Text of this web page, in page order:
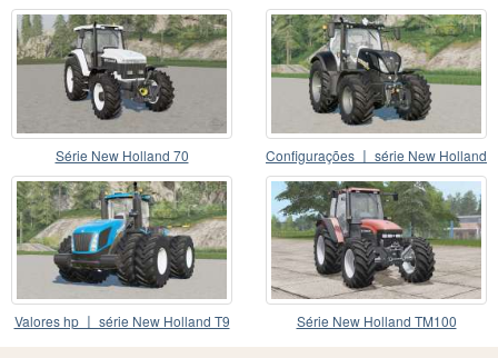
US Spec
Série New Holland 70
Configurações 〡 série New Holland
T7
Valores hp 〡 série New Holland T9 Série New Holland TM100